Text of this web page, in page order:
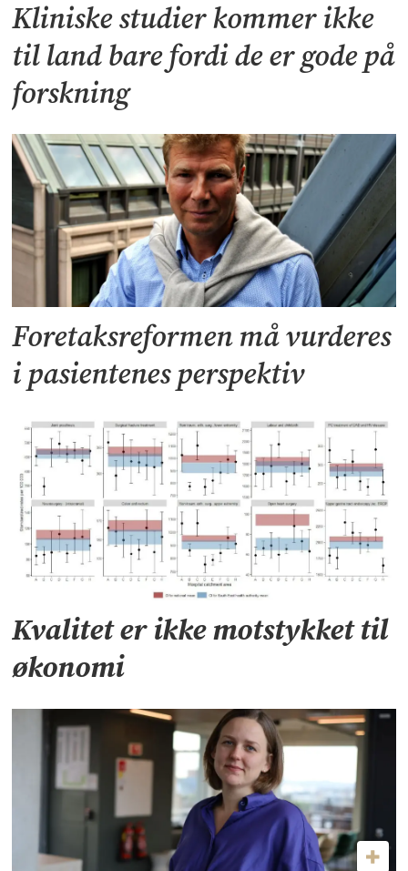
Kliniske studier kommer ikke
til land bare fordi de er gode på
forskning
Foretaksreformen må vurderes
i pasientenes perspektiv
Kvalitet er ikke motstykket til
økonomi